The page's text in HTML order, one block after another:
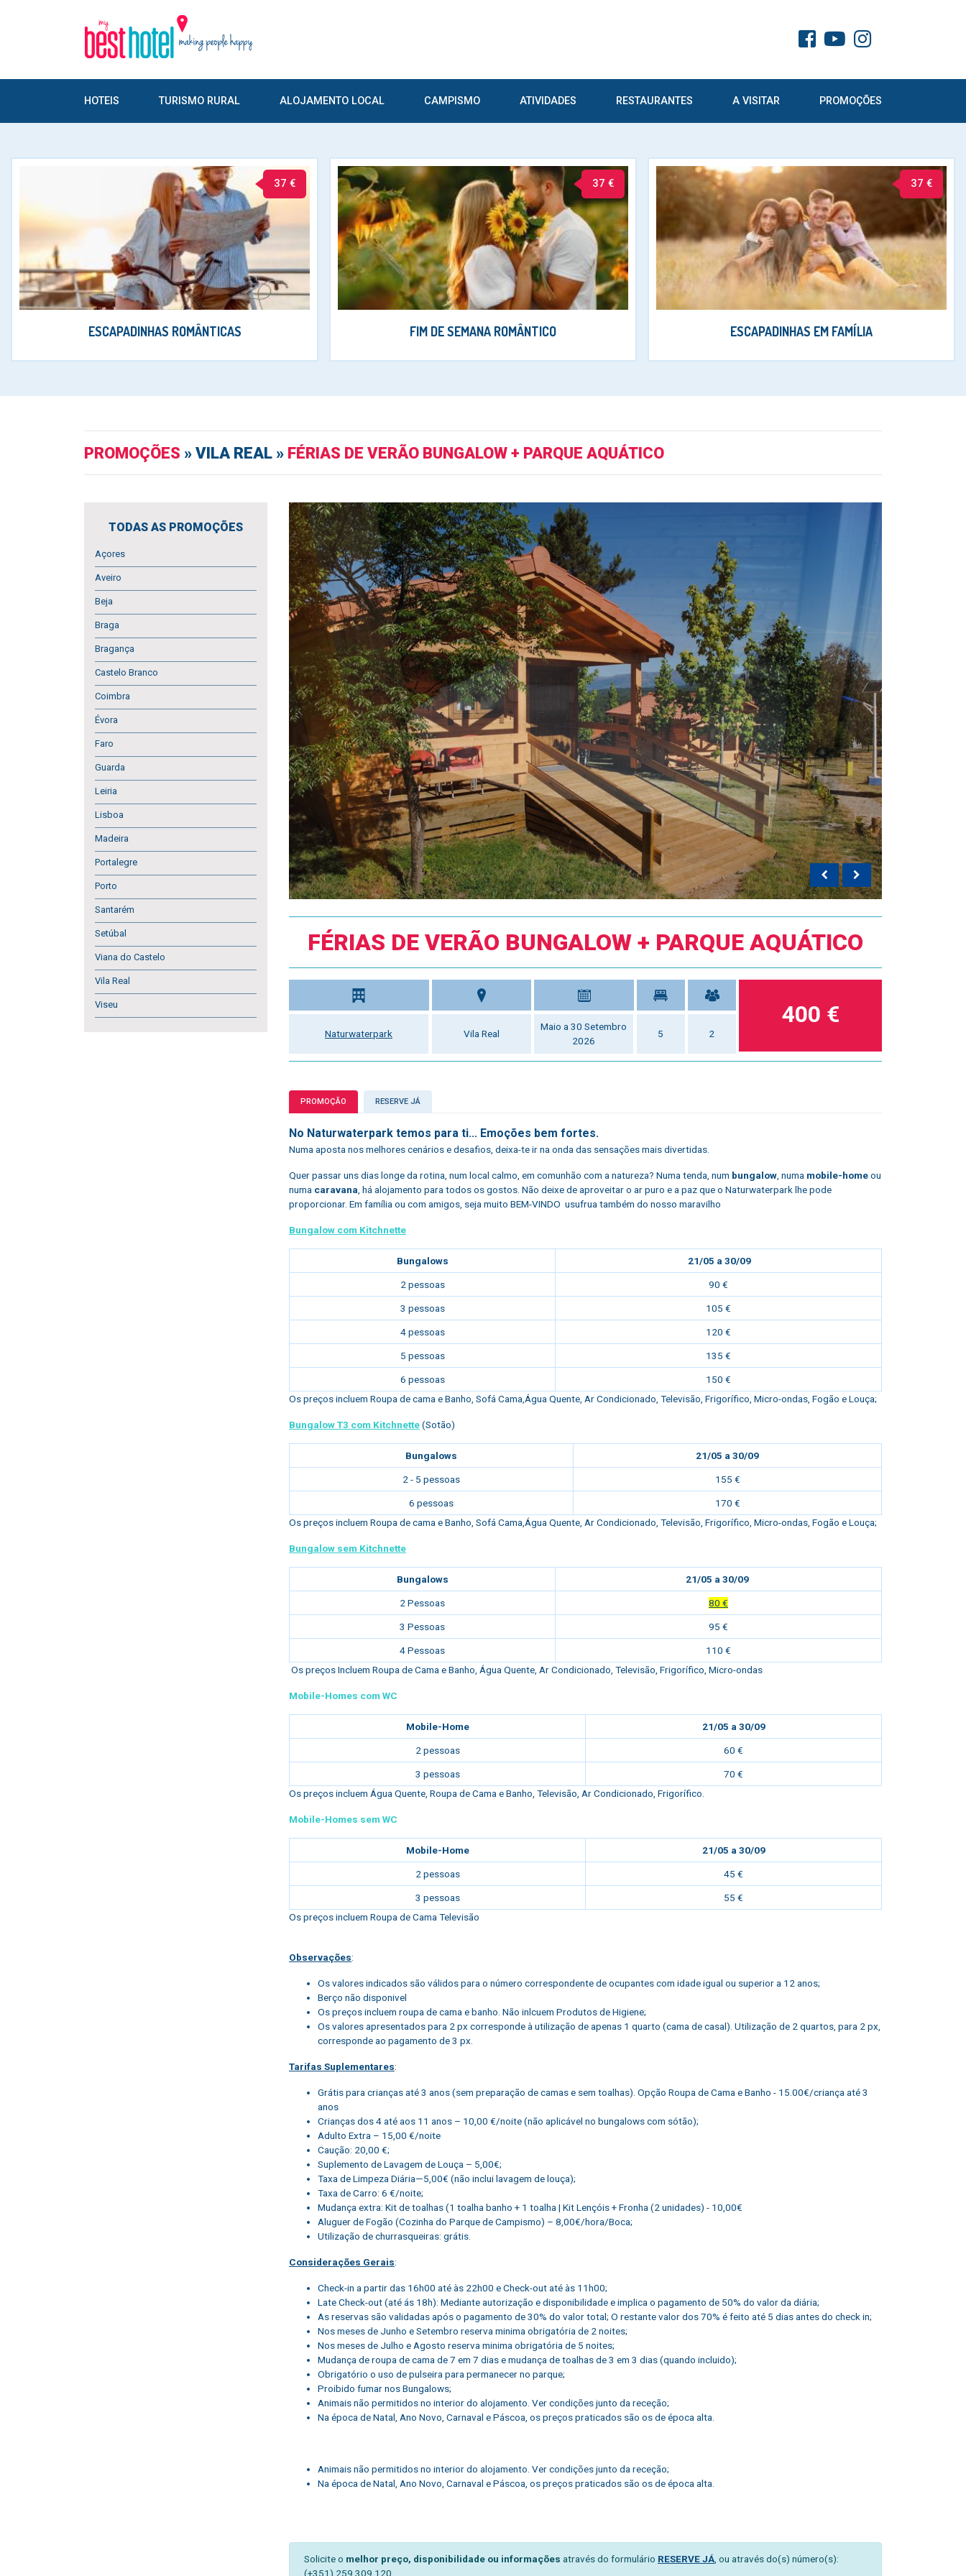
HOTEIS TURISMO RURAL ALOJAMENTO LOCAL CAMPISMO ATIVIDADES RESTAURANTES A VISITAR PROMOÇÕES
37 €
ESCAPADINHAS ROMÂNTICAS
37 €
FIM DE SEMANA ROMÂNTICO
37 €
ESCAPADINHAS EM FAMÍLIA
PROMOÇÕES » VILA REAL » FÉRIAS DE VERÃO BUNGALOW + PARQUE AQUÁTICO
TODAS AS PROMOÇÕES
Açores
Aveiro
Beja
Braga
Bragança
Castelo Branco
Coimbra
Évora
Faro
Guarda
Leiria
Lisboa
Madeira
Portalegre
Porto
Santarém
Setúbal
Viana do Castelo
Vila Real
Viseu
FÉRIAS DE VERÃO BUNGALOW + PARQUE AQUÁTICO
Naturwaterpark Vila Real
Maio a 30 Setembro
2026
5 2
400 €
PROMOÇÃO RESERVE JÁ
No Naturwaterpark temos para ti... Emoções bem fortes.
Numa aposta nos melhores cenários e desafios, deixa-te ir na onda das sensações mais divertidas.
Quer passar uns dias longe da rotina, num local calmo, em comunhão com a natureza? Numa tenda, num bungalow, numa mobile-homeou
numa caravana, há alojamento para todos os gostos. Não deixe de aproveitar o ar puro e a paz que o Naturwaterpark lhe pode
proporcionar. Em família ou com amigos, seja muito BEM-VINDO usufrua também do nosso maravilho
Bungalow com Kitchnette
Bungalows 21/05 a 30/09
2 pessoas 90 €
3 pessoas 105 €
4 pessoas 120 €
5 pessoas 135 €
6 pessoas
150 €
Os preços incluem Roupa de cama e Banho, Sofá Cama,Água Quente, Ar Condicionado, Televisão, Frigorífico, Micro-ondas, Fogão e Louça;
Bungalow T3 com Kitchnette(Sotão)
Bungalows 21/05 a 30/09
2 - 5 pessoas 155 €
6 pessoas
170 €
Os preços incluem Roupa de cama e Banho, Sofá Cama,Água Quente, Ar Condicionado, Televisão, Frigorífico, Micro-ondas, Fogão e Louça;
Bungalow sem Kitchnette
Bungalows 21/05 a 30/09
2 Pessoas 80 €
3 Pessoas 95 €
4 Pessoas
110 €
Os preços Incluem Roupa de Cama e Banho, Água Quente, Ar Condicionado, Televisão, Frigorífico, Micro-ondas
Mobile-Homes com WC
Mobile-Home 21/05 a 30/09
2 pessoas 60 €
3 pessoas
70 €
Os preços incluem Água Quente, Roupa de Cama e Banho, Televisão, Ar Condicionado, Frigorífico.
Mobile-Homes sem WC
Mobile-Home 21/05 a 30/09
2 pessoas 45 €
3 pessoas
55 €
Os preços incluem Roupa de Cama Televisão
Observações:
Os valores indicados são válidos para o número correspondente de ocupantes com idade igual ou superior a 12 anos;
Berço não disponivel
Os preços incluem roupa de cama e banho. Não inlcuem Produtos de Higiene;
Os valores apresentados para 2 px corresponde à utilização de apenas 1 quarto (cama de casal). Utilização de 2 quartos, para 2 px,
corresponde ao pagamento de 3 px.
Tarifas Suplementares:
Grátis para crianças até 3 anos (sem preparação de camas e sem toalhas). Opção Roupa de Cama e Banho - 15.00€/criança até 3
anos
Crianças dos 4 até aos 11 anos – 10,00 €/noite (não aplicável no bungalows com sótão);
Adulto Extra – 15,00 €/noite
Caução: 20,00 €;
Suplemento de Lavagem de Louça – 5,00€;
Taxa de Limpeza Diária—5,00€ (não inclui lavagem de louça);
Taxa de Carro: 6 €/noite;
Mudança extra: Kit de toalhas (1 toalha banho + 1 toalha | Kit Lençóis + Fronha (2 unidades) - 10,00€
Aluguer de Fogão (Cozinha do Parque de Campismo) – 8,00€/hora/Boca;
Utilização de churrasqueiras: grátis.
Considerações Gerais:
Check-in a partir das 16h00 até às 22h00 e Check-out até às 11h00;
Late Check-out (até ás 18h): Mediante autorização e disponibilidade e implica o pagamento de 50% do valor da diária;
As reservas são validadas após o pagamento de 30% do valor total; O restante valor dos 70% é feito até 5 dias antes do check in;
Nos meses de Junho e Setembro reserva minima obrigatória de 2 noites;
Nos meses de Julho e Agosto reserva minima obrigatória de 5 noites;
Mudança de roupa de cama de 7 em 7 dias e mudança de toalhas de 3 em 3 dias (quando incluido);
Obrigatório o uso de pulseira para permanecer no parque;
Proibido fumar nos Bungalows;
Animais não permitidos no interior do alojamento. Ver condições junto da receção;
Na época de Natal, Ano Novo, Carnaval e Páscoa, os preços praticados são os de época alta.
Animais não permitidos no interior do alojamento. Ver condições junto da receção;
Na época de Natal, Ano Novo, Carnaval e Páscoa, os preços praticados são os de época alta.
Solicite o melhor preço, disponibilidade ou informações através do formulário RESERVE JÁ, ou através do(s) número(s):
(+351) 259 309 120